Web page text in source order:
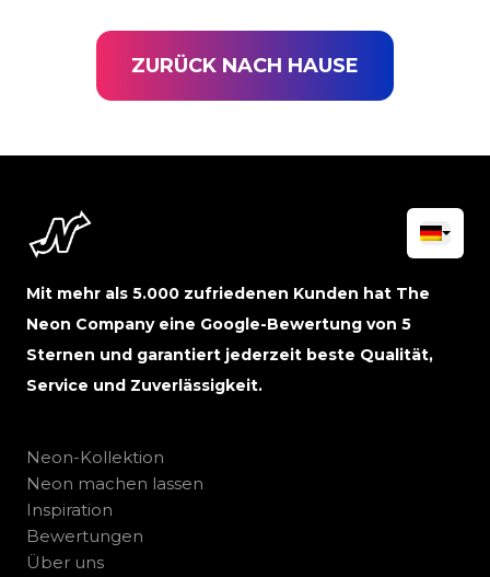
ZURÜCK NACH HAUSE
Mit mehr als 5.000 zufriedenen Kunden hat The
Neon Company eine Google-Bewertung von 5
Sternen und garantiert jederzeit beste Qualität,
Service und Zuverlässigkeit.
Neon-Kollektion
Neon machen lassen
Inspiration
Bewertungen
Über uns